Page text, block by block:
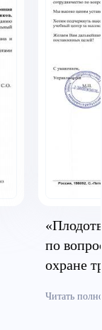
по
охране
Читать